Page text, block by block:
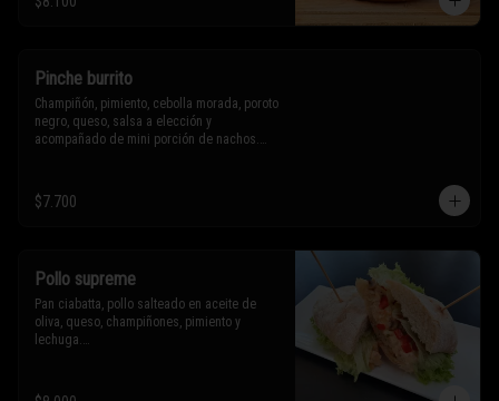
Sólo puedes solicitar eliminar un
Pinche burrito
Champiñón, pimiento, cebolla morada, poroto
negro, queso, salsa a elección y
acompañado de mini porción de nachos.
* Los ingredientes no son intercambiables.
$7.700
Pollo supreme
Pan ciabatta, pollo salteado en aceite de
oliva, queso, champiñones, pimiento y
lechuga.
* Los ingredientes no son intercambiables.